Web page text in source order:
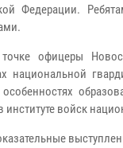
Федерации.
офицеры
национальной
институте войск